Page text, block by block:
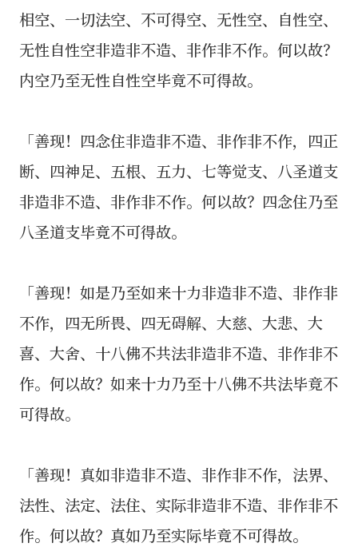
相空、一切法空、不可得空、无性空、自性空、
无性自性空非造非不造、非作非不作。何以故？
内空乃至无性自性空毕竟不可得故。
「善现！四念住非造非不造、非作非不作，四正
断、四神足、五根、五力、七等觉支、八圣道支
非造非不造、非作非不作。何以故？四念住乃至
八圣道支毕竟不可得故。
「善现！如是乃至如来十力非造非不造、非作非
不作，四无所畏、四无碍解、大慈、大悲、大
喜、大舍、十八佛不共法非造非不造、非作非不
作。何以故？如来十力乃至十八佛不共法毕竟不
可得故。
「善现！真如非造非不造、非作非不作，法界、
法性、法定、法住、实际非造非不造、非作非不
作。何以故？真如乃至实际毕竟不可得故。